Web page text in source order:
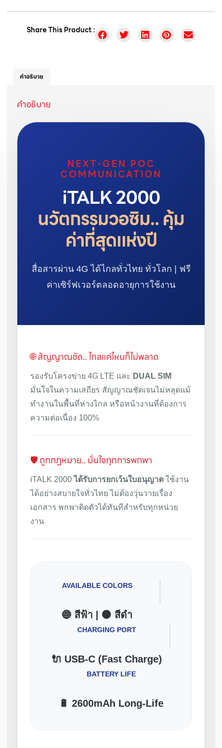
Share This Product :
คำอธิบาย
คำอธิบาย
NEXT-GEN POC
COMMUNICATION
iTALK 2000
นวัตกรรมวอซิม.. คุ้ม
ค่าที่สุดแห่งปี
สื่อสารผ่าน 4G ได้ไกลทั่วไทย ทั่วโลก | ฟรี
ค่าเซิร์ฟเวอร์ตลอดอายุการใช้งาน
🌐 สัญญาณชัด.. ไกลแค่ไหนก็ไม่พลาด
รองรับโครงข่าย 4G LTE และ DUAL SIM
มั่นใจในความเสถียร สัญญาณชัดเจนไม่หลุดแม้
ทำงานในพื้นที่ห่างไกล หรือหน้างานที่ต้องการ
ความต่อเนื่อง 100%
🛡️ ถูกกฎหมาย.. มั่นใจทุกการพกพา
iTALK 2000ได้รับการยกเว้นใบอนุญาต ใช้งาน
ได้อย่างสบายใจทั่วไทย ไม่ต้องวุ่นวายเรื่อง
เอกสาร พกพาติดตัวได้ทันทีสำหรับทุกหน่วย
งาน
AVAILABLE COLORS
🔵 สีฟ้า | ⚫ สีดำ
CHARGING PORT
🔌 USB-C (Fast Charge)
BATTERY LIFE
🔋 2600mAh Long-Life